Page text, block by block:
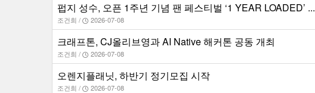
펍지 성수, 오픈 1주년 기념 팬 페스티벌 ‘1 YEAR LOADED’ ...
조건희 / 2026-07-08
크래프톤, CJ올리브영과 AI Native 해커톤 공동 개최
조건희 / 2026-07-08
오렌지플래닛, 하반기 정기모집 시작
조건희 / 2026-07-08